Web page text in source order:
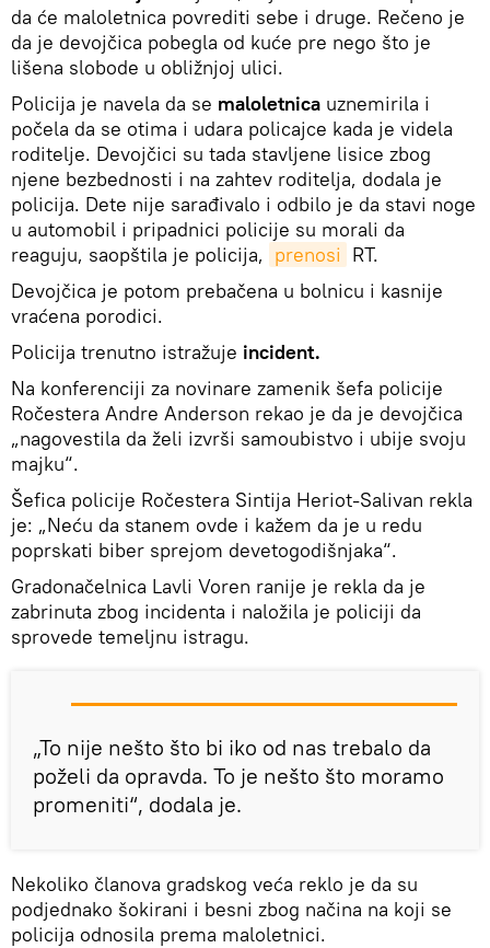
da će maloletnica povrediti sebe i druge. Rečeno je
da je devojčica pobegla od kuće pre nego što je
lišena slobode u obližnjoj ulici.
Policija je navela da se maloletnica uznemirila i
počela da se otima i udara policajce kada je videla
roditelje. Devojčici su tada stavljene lisice zbog
njene bezbednosti i na zahtev roditelja, dodala je
policija. Dete nije sarađivalo i odbilo je da stavi noge
u automobil i pripadnici policije su morali da
reaguju, saopštila je policija, prenosi RT.
Devojčica je potom prebačena u bolnicu i kasnije
vraćena porodici.
Policija trenutno istražuje incident.
Na konferenciji za novinare zamenik šefa policije
Ročestera Andre Anderson rekao je da je devojčica
„nagovestila da želi izvrši samoubistvo i ubije svoju
majku“.
Šefica policije Ročestera Sintija Heriot-Salivan rekla
je: „Neću da stanem ovde i kažem da je u redu
poprskati biber sprejom devetogodišnjaka“.
Gradonačelnica Lavli Voren ranije je rekla da je
zabrinuta zbog incidenta i naložila je policiji da
sprovede temeljnu istragu.
„To nije nešto što bi iko od nas trebalo da
poželi da opravda. To je nešto što moramo
promeniti“, dodala je.
Nekoliko članova gradskog veća reklo je da su
podjednako šokirani i besni zbog načina na koji se
policija odnosila prema maloletnici.